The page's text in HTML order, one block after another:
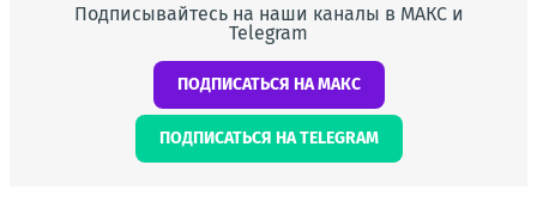
Подписывайтесь на наши каналы в МАКС и
Telegram
ПОДПИСАТЬСЯ НА МАКС
ПОДПИСАТЬСЯ НА TELEGRAM